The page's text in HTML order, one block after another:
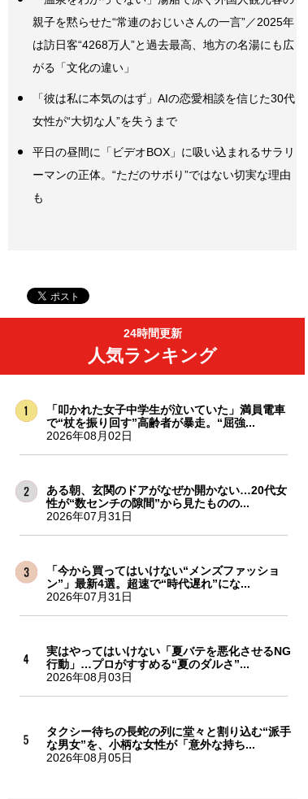
親子を黙らせた“常連のおじいさんの一言”／2025年
は訪日客“4268万人”と過去最高、地方の名湯にも広
がる「文化の違い」
「彼は私に本気のはず」AIの恋愛相談を信じた30代
女性が“大切な人”を失うまで
平日の昼間に「ビデオBOX」に吸い込まれるサラリ
ーマンの正体。“ただのサボり”ではない切実な理由
も
24時間更新
人気ランキング
「叩かれた女子中学生が泣いていた」満員電車
で“杖を振り回す”高齢者が暴走。“屈強...
2026年08月02日
ある朝、玄関のドアがなぜか開かない…20代女
性が“数センチの隙間”から見たものの...
2026年07月31日
「今から買ってはいけない“メンズファッショ
ン”」最新4選。超速で“時代遅れ”にな...
2026年07月31日
実はやってはいけない「夏バテを悪化させるNG
行動」…プロがすすめる“夏のダルさ”...
2026年08月03日
タクシー待ちの長蛇の列に堂々と割り込む“派手
な男女”を、小柄な女性が「意外な持ち...
2026年08月05日